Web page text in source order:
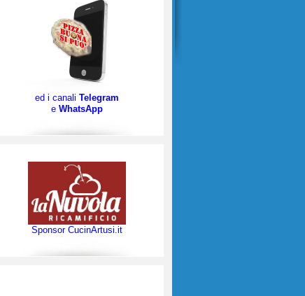
ed i canali Telegram
e WhatsApp
Sponsor CucinArtusi.it